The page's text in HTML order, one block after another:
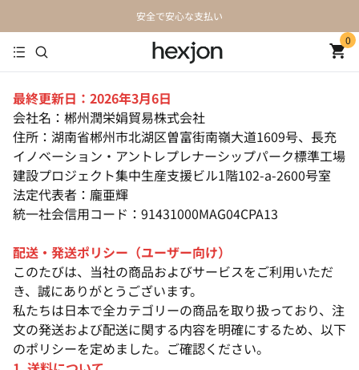
安全で安心な支払い
0
最終更新日：2026年3月6日
会社名：郴州潤栄娟貿易株式会社
住所：湖南省郴州市北湖区曽富街南嶺大道1609号、長充
イノベーション・アントレプレナーシップパーク標準工場
建設プロ​​ジェクト集中生産支援ビル1階102-a-2600号室
法定代表者：龐亜輝
統一社会信用コード：91431000MAG04CPA13
配送・発送ポリシー（ユーザー向け）
このたびは、当社の商品およびサービスをご利用いただ
き、誠にありがとうございます。
私たちは日本で全カテゴリーの商品を取り扱っており、注
文の発送および配送に関する内容を明確にするため、以下
のポリシーを定めました。ご確認ください。